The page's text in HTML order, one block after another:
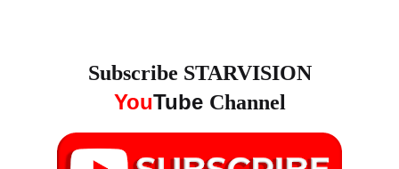
Subscribe STARVISION
YouTube Channel